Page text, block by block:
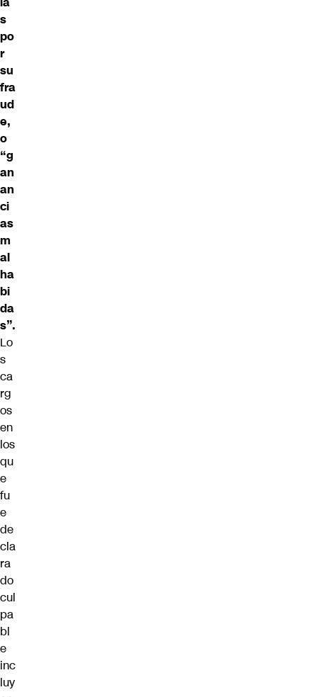
s
po
r
su
fra
ud
e,
o
“g
an
an
ci
as
m
al
ha
bi
da
s”.
Lo
s
ca
rg
os
en
los
qu
e
fu
e
de
cla
ra
do
cul
pa
bl
e
inc
luy